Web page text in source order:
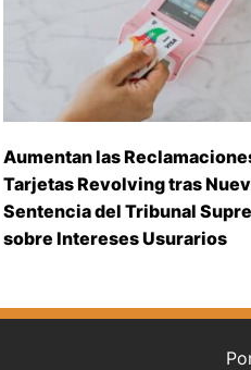
Aumentan las
Tarjetas Revolving tras
Sentencia del Tribunal
sobre Intereses Usurarios